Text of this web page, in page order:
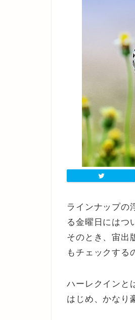
ラインナップの
る金曜日にはつ
そのとき、宙出
もチェックする
ハーレクインと
はじめ、かなり